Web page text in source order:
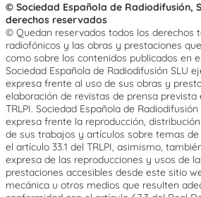
© Sociedad Española de Radiodifusión,
derechos reservados
© Quedan reservados todos los derechos
radiofónicos y las obras y prestaciones
como sobre los contenidos publicados en
Sociedad Española de Radiodifusión SLU
expresa frente al uso de sus obras y
elaboración de revistas de prensa prevista
TRLPI. Sociedad Española de
expresa frente la reproducción,
de sus trabajos y artículos sobre temas
el artículo 33.1 del TRLPI, asimismo,
expresa de las reproducciones y usos de
prestaciones accesibles desde este sitio
mecánica u otros medios que resulten